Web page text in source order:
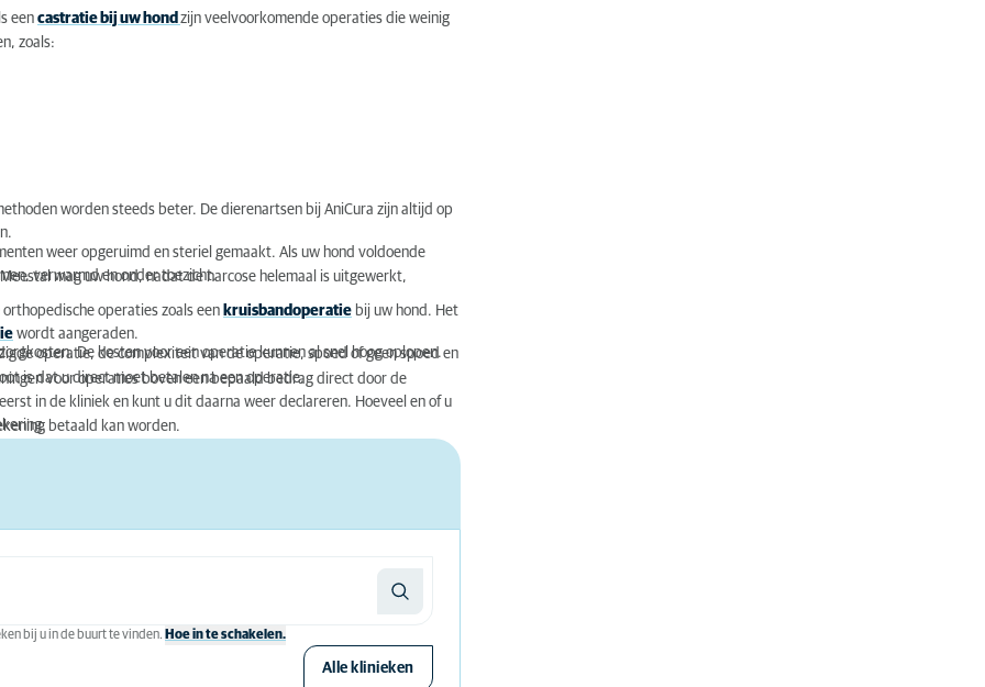
een castratie bij uw hond zijn veelvoorkomende operaties die weinig
zoals:
worden steeds beter. De dierenartsen bij AniCura zijn altijd op
weer opgeruimd en steriel gemaakt. Als uw hond voldoende
verwarmd en onder toezicht.
mag uw hond, nadat de narcose helemaal is uitgewerkt,
operaties zoals een kruisbandoperatie bij uw hond. Het
wordt aangeraden.
De kosten voor een operatie kunnen al snel hoog oplopen.
operatie, de complexiteit van de operatie, spoed of geen spoed en
is dat u direct moet betalen na een operatie.
voor operaties boven een bepaald bedrag direct door de
in de kliniek en kunt u dit daarna weer declareren. Hoeveel en of u
betaald kan worden.
bij u in de buurt te vinden. Hoe in te schakelen.
Alle klinieken